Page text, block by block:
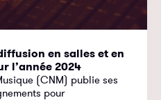
en salles et en
l’année 2024
(CNM) publie ses
pour